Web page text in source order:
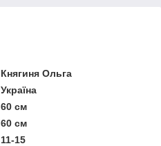
Княгиня Ольга
Україна
60 см
60 см
11-15